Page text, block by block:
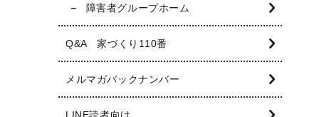
障害者グループホーム
Q&A 家づくり110番
メルマガバックナンバー